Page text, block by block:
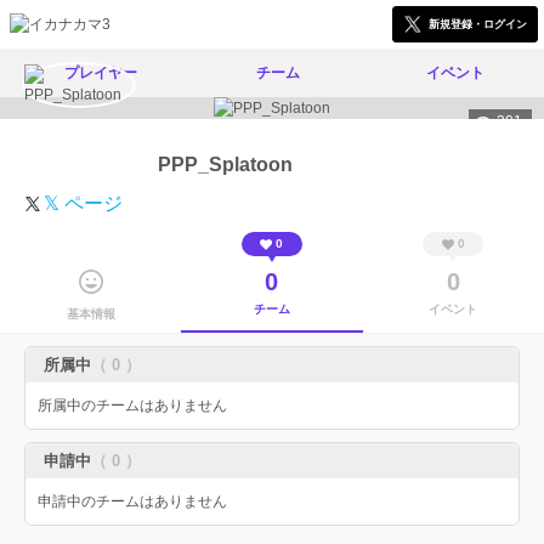
新規登録・ログイン
プレイヤー チーム イベント
301
PPP_Splatoon
𝕏 ページ
基本情報
0
0
チーム
0
0
イベント
所属中 （ 0 ）
所属中のチームはありません
申請中 （ 0 ）
申請中のチームはありません